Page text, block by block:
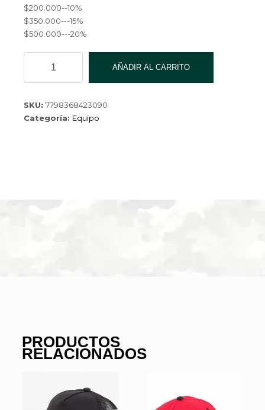
$200.000--10%
$350.000---15%
$500.000---20%
AUC-
400
cantidad
AÑADIR AL CARRITO
SKU: 7798368423090
Categoría: Equipo
PRODUCTOS
RELACIONADOS